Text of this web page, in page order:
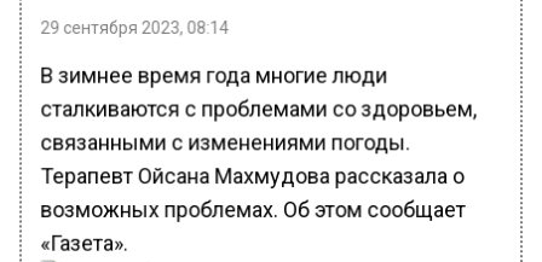
29 сентября 2023, 08:14
В зимнее время года многие люди
сталкиваются с проблемами со здоровьем,
связанными с изменениями погоды.
Терапевт Ойсана Махмудова рассказала о
возможных проблемах. Об этом сообщает
«Газета».